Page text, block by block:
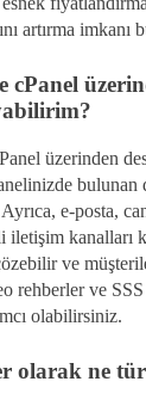
artırma imkanı
cPanel
üzerinden
bulunan
e-posta,
kanalları
ve
rehberler ve
olabilirsiniz.
olarak ne